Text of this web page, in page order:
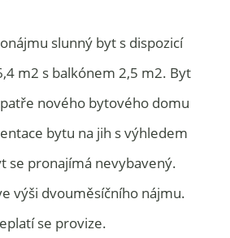
slunný byt s dispozicí
m2 s balkónem 2,5 m2. Byt
nového bytového domu
bytu na jih s výhledem
se pronajímá nevybavený.
výši dvouměsíčního nájmu.
se provize.